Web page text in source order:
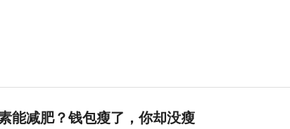
能减肥？钱包瘦了，你却没瘦